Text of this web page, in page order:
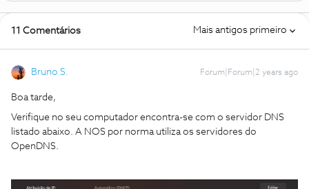
11 Comentários Mais antigos primeiro
Bruno S. Forum|Forum|2 years ago
Boa tarde,
Verifique no seu computador encontra-se com o servidor DNS
listado abaixo. A NOS por norma utiliza os servidores do
OpenDNS.